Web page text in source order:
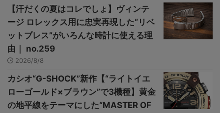
【汗だくの夏はコレでしょ】ヴィンテ
ージ ロレックス用に忠実再現した“リベ
ットブレス”がいろんな時計に使える理
由｜ no.259
2026/8/8
カシオ“G-SHOCK”新作【“ライトイエ
ローゴールド×ブラウン”で3機種】黄金
の地平線をテーマにした“MASTER OF